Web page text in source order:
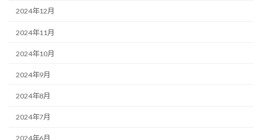
2024年12月
2024年11月
2024年10月
2024年9月
2024年8月
2024年7月
2024年6月